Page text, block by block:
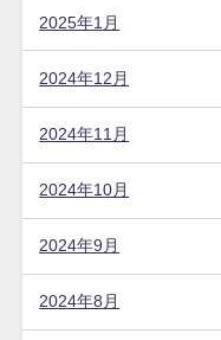
2025年1月
2024年12月
2024年11月
2024年10月
2024年9月
2024年8月